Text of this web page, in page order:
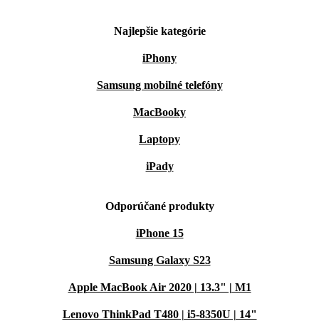
Najlepšie kategórie
iPhony
Samsung mobilné telefóny
MacBooky
Laptopy
iPady
Odporúčané produkty
iPhone 15
Samsung Galaxy S23
Apple MacBook Air 2020 | 13.3" | M1
Lenovo ThinkPad T480 | i5-8350U | 14"